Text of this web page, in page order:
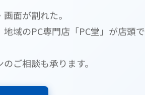
面が割れた。
域のPC専門店「PC堂」が店頭で
ご相談も承ります。